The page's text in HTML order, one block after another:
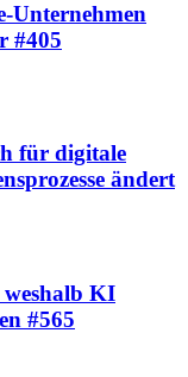
Unternehmen
#405
für digitale
ändert
KI
#565